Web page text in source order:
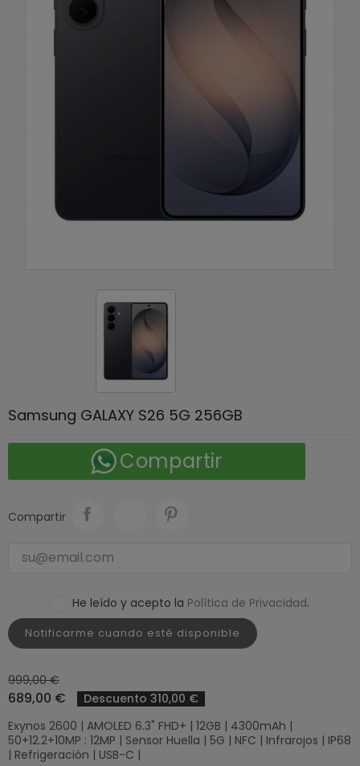
Samsung GALAXY S26 5G 256GB
Compartir
Compartir
He leído y acepto la Política de Privacidad.
Notificarme cuando esté disponible
999,00 €
689,00 €
Descuento 310,00 €
Exynos 2600 | AMOLED 6.3" FHD+ | 12GB | 4300mAh |
50+12.2+10MP : 12MP | Sensor Huella | 5G | NFC | Infrarojos | IP68
| Refrigeración | USB-C |